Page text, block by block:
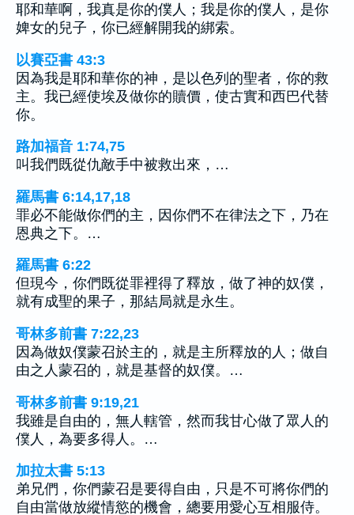
耶和華啊，我真是你的僕人；我是你的僕人，是你
婢女的兒子，你已經解開我的綁索。
以賽亞書 43:3
因為我是耶和華你的神，是以色列的聖者，你的救
主。我已經使埃及做你的贖價，使古實和西巴代替
你。
路加福音 1:74,75
叫我們既從仇敵手中被救出來，…
羅馬書 6:14,17,18
罪必不能做你們的主，因你們不在律法之下，乃在
恩典之下。…
羅馬書 6:22
但現今，你們既從罪裡得了釋放，做了神的奴僕，
就有成聖的果子，那結局就是永生。
哥林多前書 7:22,23
因為做奴僕蒙召於主的，就是主所釋放的人；做自
由之人蒙召的，就是基督的奴僕。…
哥林多前書 9:19,21
我雖是自由的，無人轄管，然而我甘心做了眾人的
僕人，為要多得人。…
加拉太書 5:13
弟兄們，你們蒙召是要得自由，只是不可將你們的
自由當做放縱情慾的機會，總要用愛心互相服侍。